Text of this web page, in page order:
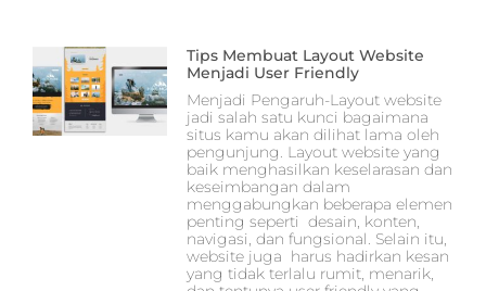
Tips Membuat Layout Website
Menjadi User Friendly
Menjadi Pengaruh-Layout website
jadi salah satu kunci bagaimana
situs kamu akan dilihat lama oleh
pengunjung. Layout website yang
baik menghasilkan keselarasan dan
keseimbangan dalam
menggabungkan beberapa elemen
penting seperti desain, konten,
navigasi, dan fungsional. Selain itu,
website juga harus hadirkan kesan
yang tidak terlalu rumit, menarik,